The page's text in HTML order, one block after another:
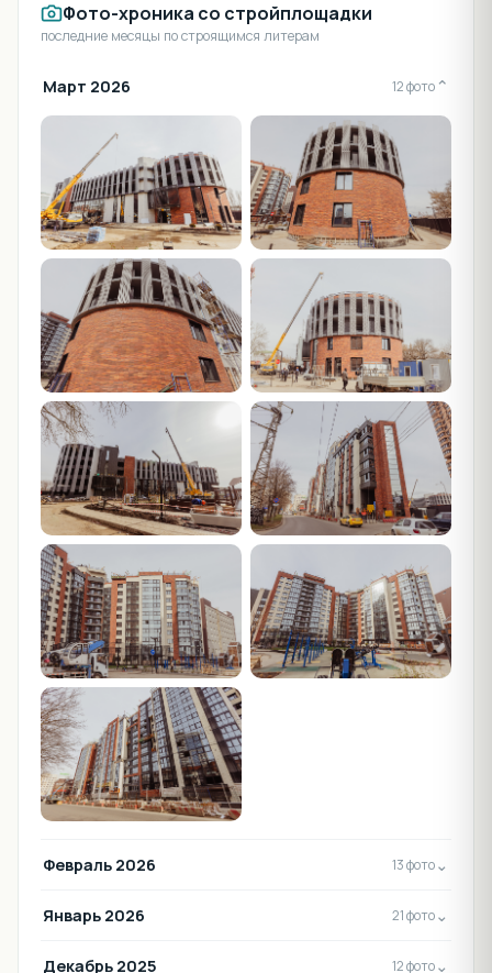
Фото-хроника со стройплощадки
последние месяцы по строящимся литерам
Март 2026 12 фото ⌄
Февраль 2026 13 фото⌄
Январь 2026 21 фото⌄
Декабрь 2025 12 фото⌄